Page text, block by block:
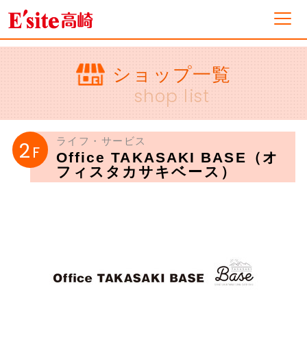
フロアガイド
ショップ一覧
イベント&ニュース
ショップ一覧
shop list
2 F
ライフ・サービス
Office TAKASAKI BASE（オ
フィスタカサキベース）